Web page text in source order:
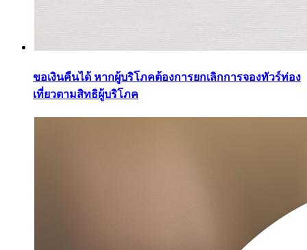
ขอเงินคืนได้ หากผู้บริโภคต้องการยกเลิกการจองทัวร์ท่อง
เที่ยวตามสิทธิผู้บริโภค